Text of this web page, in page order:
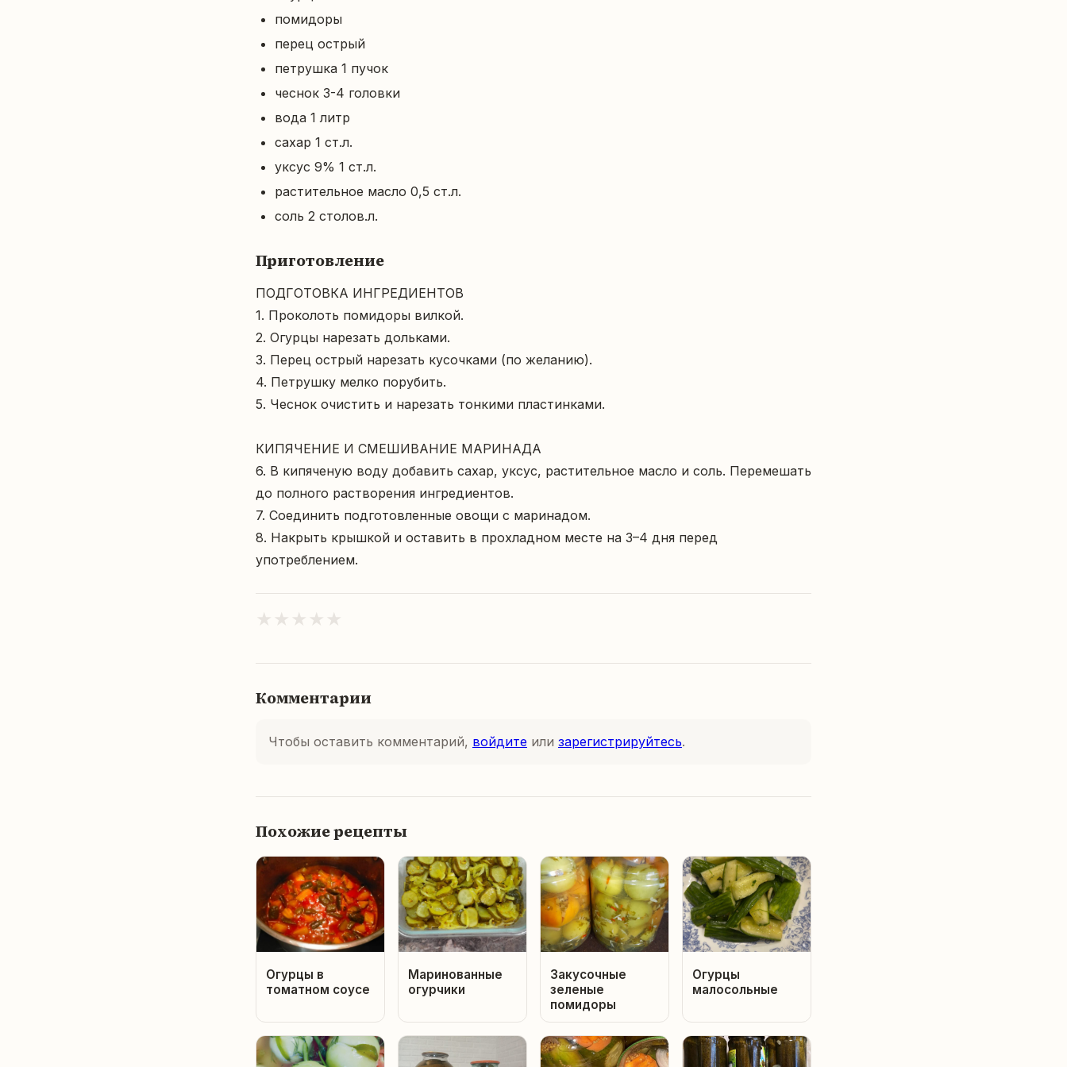
помидоры
перец острый
петрушка 1 пучок
чеснок 3-4 головки
вода 1 литр
сахар 1 ст.л.
уксус 9% 1 ст.л.
растительное масло 0,5 ст.л.
соль 2 столов.л.
Приготовление
ПОДГОТОВКА ИНГРЕДИЕНТОВ
1. Проколоть помидоры вилкой.
2. Огурцы нарезать дольками.
3. Перец острый нарезать кусочками (по желанию).
4. Петрушку мелко порубить.
5. Чеснок очистить и нарезать тонкими пластинками.
КИПЯЧЕНИЕ И СМЕШИВАНИЕ МАРИНАДА
6. В кипяченую воду добавить сахар, уксус, растительное масло и соль. Перемешать
до полного растворения ингредиентов.
7. Соединить подготовленные овощи с маринадом.
8. Накрыть крышкой и оставить в прохладном месте на 3–4 дня перед
употреблением.
★ ★ ★ ★ ★
Комментарии
Чтобы оставить комментарий, войдите или зарегистрируйтесь.
Похожие рецепты
Огурцы в
томатном соусе
Маринованные
огурчики
Закусочные
зеленые
помидоры
Огурцы
малосольные